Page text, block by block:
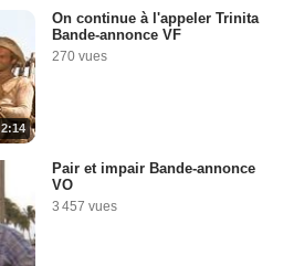
2:14
On continue à l'appeler Trinita
Bande-annonce VF
270 vues
Pair et impair Bande-annonce
VO
3 457 vues